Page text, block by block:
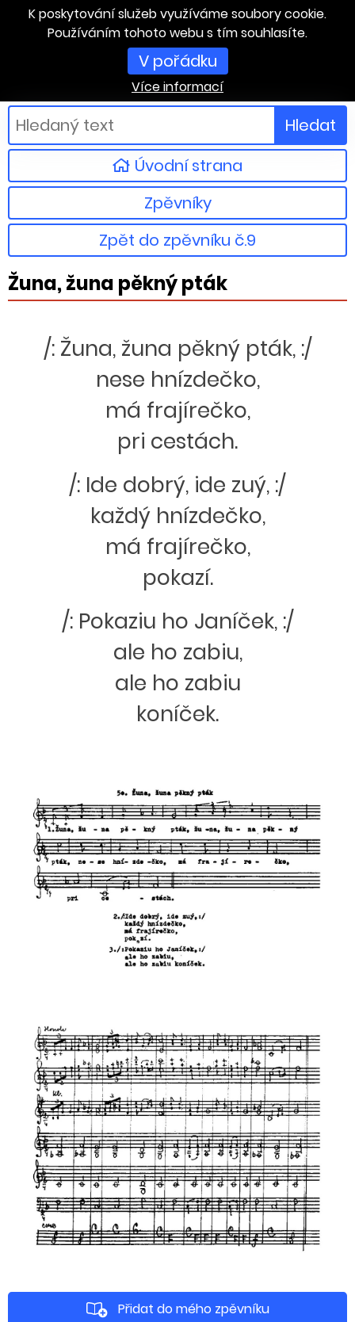
K poskytování služeb využíváme soubory cookie.
Používáním tohoto webu s tím souhlasíte.
V pořádku
Více informací
Hledat
Úvodní strana
Zpěvníky
Zpět do zpěvníku č.9
Žuna, žuna pěkný pták
/: Žuna, žuna pěkný pták, :/
nese hnízdečko,
má frajírečko,
pri cestách.
/: Ide dobrý, ide zuý, :/
každý hnízdečko,
má frajírečko,
pokazí.
/: Pokaziu ho Janíček, :/
ale ho zabiu,
ale ho zabiu
koníček.
Přidat do mého zpěvníku